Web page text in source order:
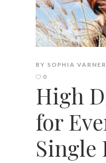
BY SOPHIA VARNER
0
High
for
Single